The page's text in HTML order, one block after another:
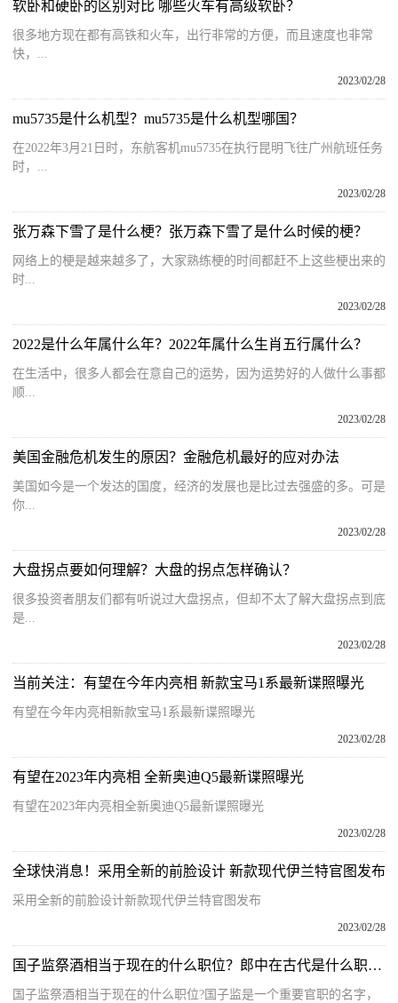
软卧和硬卧的区别对比 哪些火车有高级软卧？
很多地方现在都有高铁和火车，出行非常的方便，而且速度也非常
快，...
2023/02/28
mu5735是什么机型？mu5735是什么机型哪国？
在2022年3月21日时，东航客机mu5735在执行昆明飞往广州航班任务
时，...
2023/02/28
张万森下雪了是什么梗？张万森下雪了是什么时候的梗？
网络上的梗是越来越多了，大家熟练梗的时间都赶不上这些梗出来的
时...
2023/02/28
2022是什么年属什么年？2022年属什么生肖五行属什么？
在生活中，很多人都会在意自己的运势，因为运势好的人做什么事都
顺...
2023/02/28
美国金融危机发生的原因？金融危机最好的应对办法
美国如今是一个发达的国度，经济的发展也是比过去强盛的多。可是
你...
2023/02/28
大盘拐点要如何理解？大盘的拐点怎样确认？
很多投资者朋友们都有听说过大盘拐点，但却不太了解大盘拐点到底
是...
2023/02/28
当前关注：有望在今年内亮相 新款宝马1系最新谍照曝光
有望在今年内亮相新款宝马1系最新谍照曝光
2023/02/28
有望在2023年内亮相 全新奥迪Q5最新谍照曝光
有望在2023年内亮相全新奥迪Q5最新谍照曝光
2023/02/28
全球快消息！采用全新的前脸设计 新款现代伊兰特官图发布
采用全新的前脸设计新款现代伊兰特官图发布
2023/02/28
国子监祭酒相当于现在的什么职位？郎中在古代是什么职业？
国子监祭酒相当于现在的什么职位?国子监是一个重要官职的名字，